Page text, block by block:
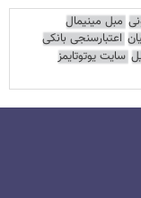
مبل مینیمال
اعتبارسنجی بانکی
سایت یوتوتایمز